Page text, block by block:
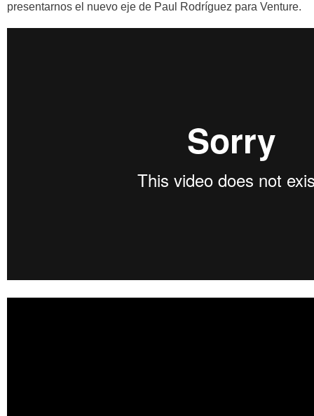
presentarnos el nuevo eje de Paul Rodríguez para Venture.